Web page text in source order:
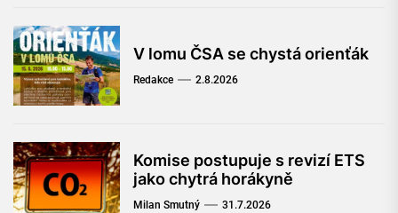
V lomu ČSA se chystá orienťák
Redakce 2.8.2026
Komise postupuje s revizí ETS
jako chytrá horákyně
Milan Smutný 31.7.2026